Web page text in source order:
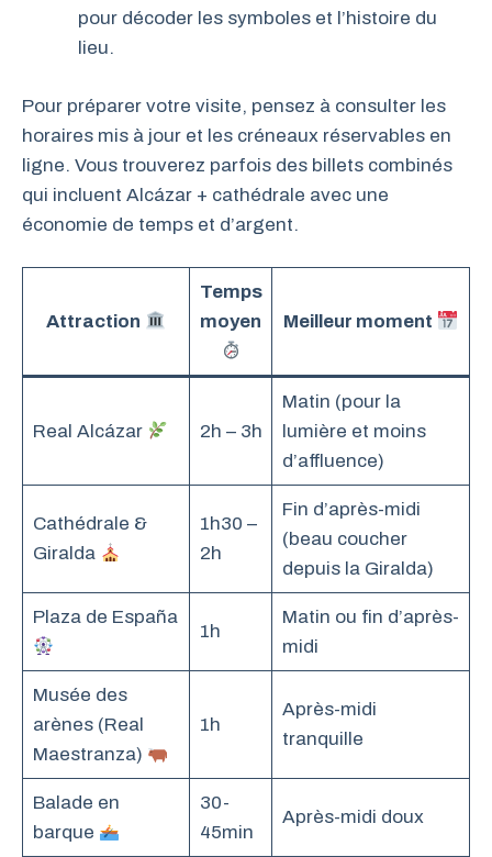
pour décoder les symboles et l’histoire du
lieu.
Pour préparer votre visite, pensez à consulter les
horaires mis à jour et les créneaux réservables en
ligne. Vous trouverez parfois des billets combinés
qui incluent Alcázar + cathédrale avec une
économie de temps et d’argent.
Attraction
Temps
moyen
Meilleur moment
Real Alcázar 2h – 3h
Matin (pour la
lumière et moins
d’affluence)
Cathédrale &
Giralda
1h30 –
2h
Fin d’après-midi
(beau coucher
depuis la Giralda)
Plaza de España
1h
Matin ou fin d’après-
midi
Musée des
arènes (Real
Maestranza)
1h
Après-midi
tranquille
Balade en
barque
30-
45min
Après-midi doux